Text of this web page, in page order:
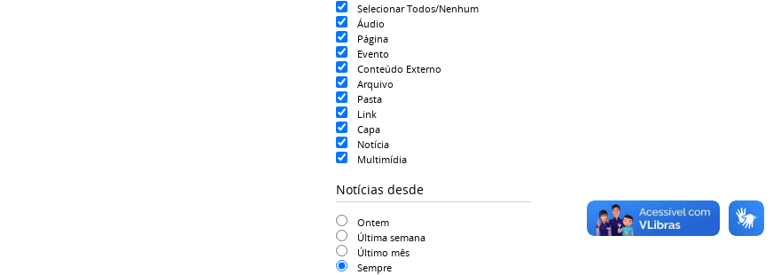
Selecionar Todos/Nenhum
Áudio
Página
Evento
Conteúdo Externo
Arquivo
Pasta
Link
Capa
Notícia
Multimídia
Notícias desde
Ontem
Última semana
Último mês
Sempre